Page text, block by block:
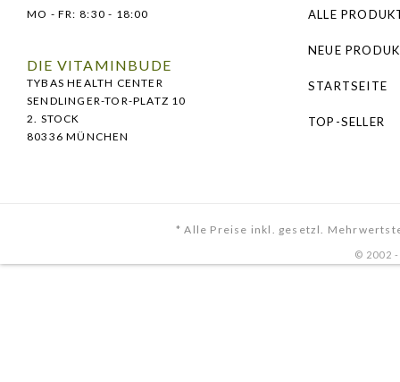
MO - FR: 8:30 - 18:00
DIE VITAMINBUDE
TYBAS HEALTH CENTER
SENDLINGER-TOR-PLATZ 10
2. STOCK
80336 MÜNCHEN
ALLE
NEUE
STARTSEITE
TOP-SELLER
* Alle Preise inkl. gesetzl.
© 2002